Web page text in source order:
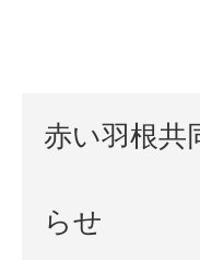
赤い羽根共
らせ